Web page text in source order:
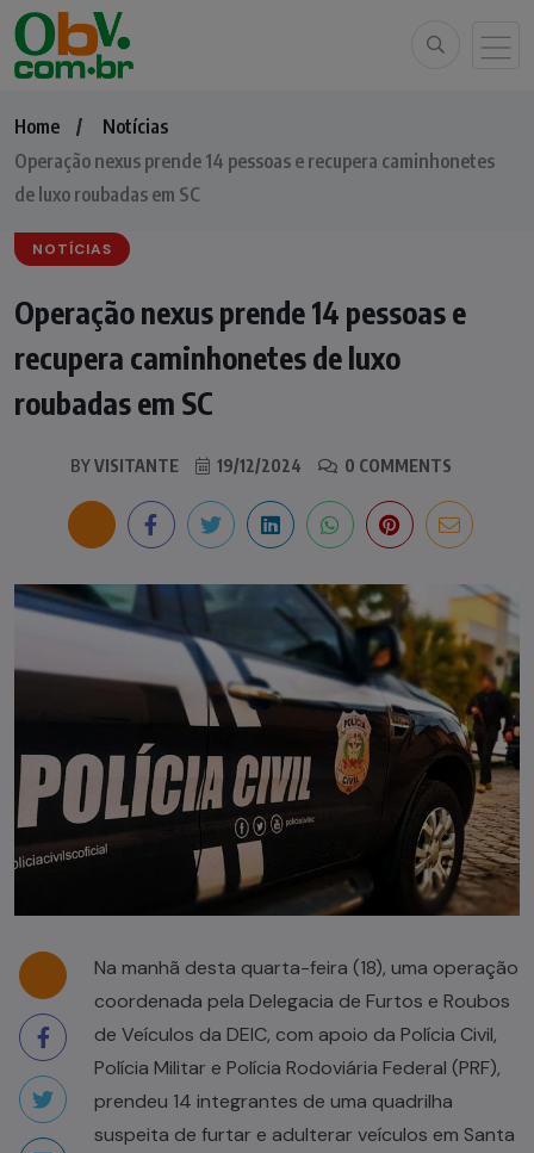
Home
Notícias
Operação nexus prende 14 pessoas e recupera caminhonetes
de luxo roubadas em SC
NOTÍCIAS
Operação nexus prende 14 pessoas e
recupera caminhonetes de luxo
roubadas em SC
BYVISITANTE 19/12/2024 0 COMMENTS
Na manhã desta quarta-feira (18), uma operação
coordenada pela Delegacia de Furtos e Roubos
de Veículos da DEIC, com apoio da Polícia Civil,
Polícia Militar e Polícia Rodoviária Federal (PRF),
prendeu 14 integrantes de uma quadrilha
suspeita de furtar e adulterar veículos em Santa